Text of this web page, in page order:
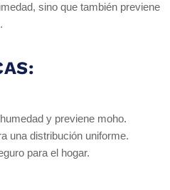
sino que también previene
y previene moho.
una distribución uniforme.
para el hogar.